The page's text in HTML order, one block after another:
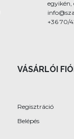
egyikén,
+36 70/
VÁSÁRLÓI
Regisztráció
Belépés